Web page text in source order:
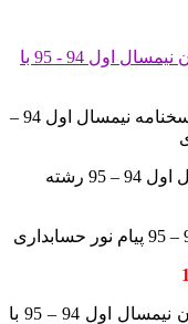
دانلود رایگان نمونه سوال اقتصاد کلان با پاسخنامه نیمسال اول 94 –
دانلود نمونه سوال اقتصاد کلان نیمسال اول 94 – 95 رشته
برای دانلود رایگان نمونه سوال اقتصاد کلان نیمسال اول 94 – 95 با